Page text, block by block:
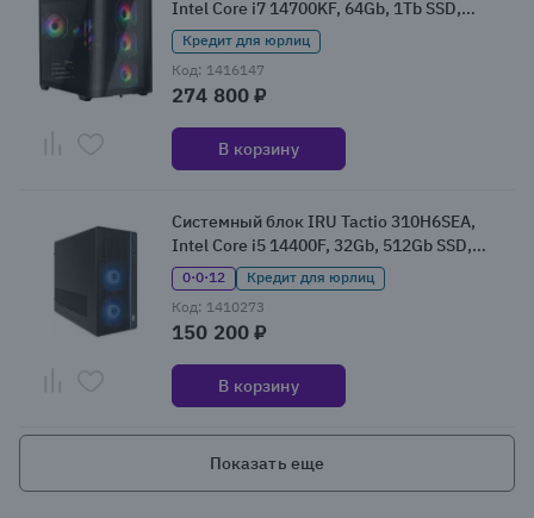
Intel Core i7 14700KF, 64Gb, 1Tb SSD,
NVIDIA GeForce RTX 5070Ti, W11 (2170115)
Кредит для юрлиц
Код: 1416147
274 800 ₽
В корзину
Системный блок IRU Tactio 310H6SEA,
Intel Core i5 14400F, 32Gb, 512Gb SSD,
NVIDIA GeForce RTX 5050, Без ОС
(2164591)
0·0·12
Кредит для юрлиц
Код: 1410273
150 200 ₽
В корзину
Показать еще